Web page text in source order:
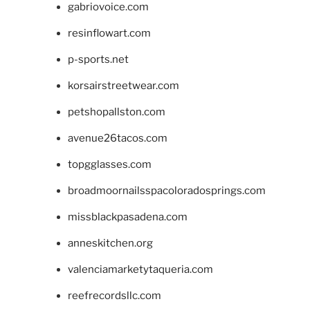
gabriovoice.com
resinflowart.com
p-sports.net
korsairstreetwear.com
petshopallston.com
avenue26tacos.com
topgglasses.com
broadmoornailsspacoloradosprings.com
missblackpasadena.com
anneskitchen.org
valenciamarketytaqueria.com
reefrecordsllc.com